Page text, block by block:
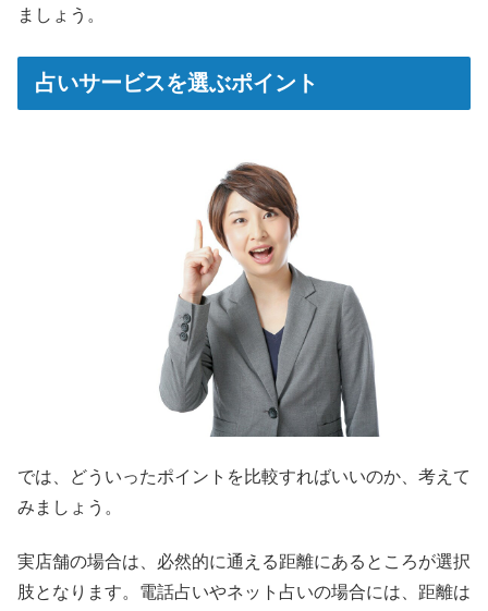
ましょう。
占いサービスを選ぶポイント
では、どういったポイントを比較すればいいのか、考えて
みましょう。
実店舗の場合は、必然的に通える距離にあるところが選択
肢となります。電話占いやネット占いの場合には、距離は